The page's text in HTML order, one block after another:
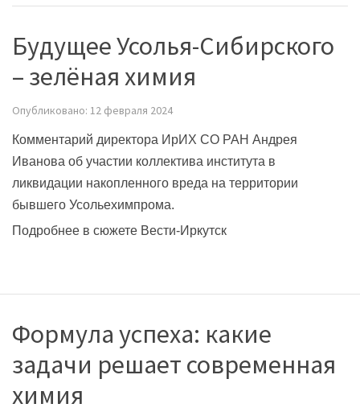
Будущее Усолья-Сибирского
– зелёная химия
Опубликовано: 12 февраля 2024
Комментарий директора ИрИХ СО РАН Андрея
Иванова об участии коллектива института в
ликвидации накопленного вреда на территории
бывшего Усольехимпрома.
Подробнее в сюжете Вести-Иркутск
Формула успеха: какие
задачи решает современная
химия